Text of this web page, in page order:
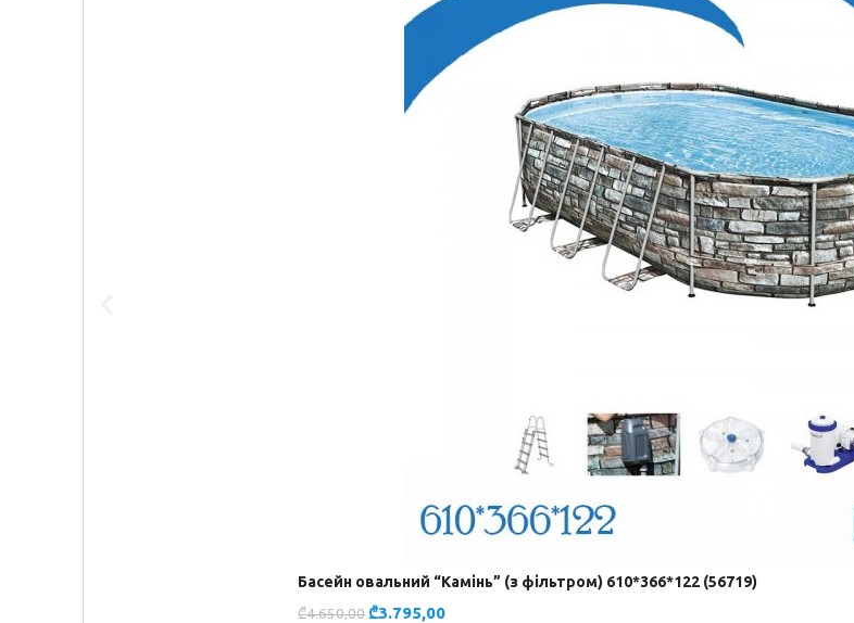
Басейн овальний “Камінь” (з фільтром) 610*366*122 (56719)
₾4.650,00₾3.795,00